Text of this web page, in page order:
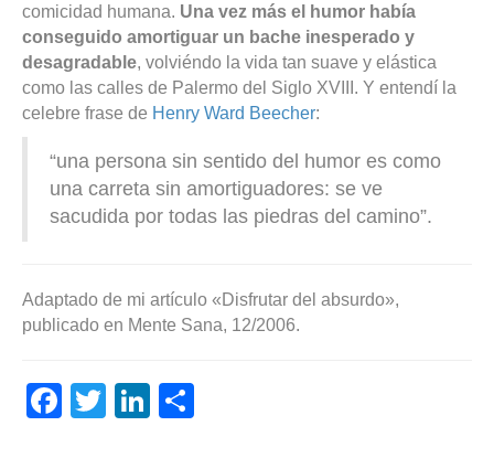
comicidad humana. Una vez más el humor había
conseguido amortiguar un bache inesperado y
desagradable, volviéndo la vida tan suave y elástica
como las calles de Palermo del Siglo XVIII. Y entendí la
celebre frase de Henry Ward Beecher:
“una persona sin sentido del humor es como
una carreta sin amortiguadores: se ve
sacudida por todas las piedras del camino”.
Adaptado de mi artículo «Disfrutar del absurdo»,
publicado en Mente Sana, 12/2006.
F
T
Li